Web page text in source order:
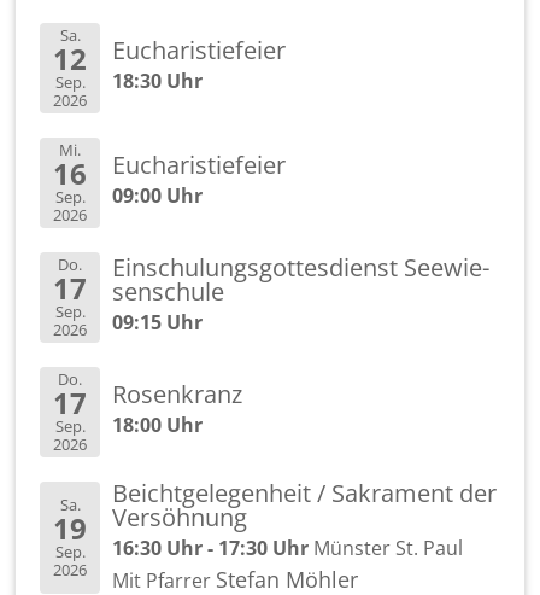
Sa.
12
Sep.
2026
Eu­cha­ris­tie­fei­er
18:30 Uhr
Mi.
16
Sep.
2026
Eu­cha­ris­tie­fei­er
09:00 Uhr
Do.
17
Sep.
2026
Ein­schu­lungs­got­tes­dienst See­wie­
sen­schu­le
09:15 Uhr
Do.
17
Sep.
2026
Ro­sen­kranz
18:00 Uhr
Sa.
19
Sep.
2026
Beicht­ge­le­gen­heit / Sa­kra­ment der
Ver­söh­nung
16:30 Uhr - 17:30 Uhr Müns­ter St. Paul
Mit Pfar­rer Ste­fan Möh­ler